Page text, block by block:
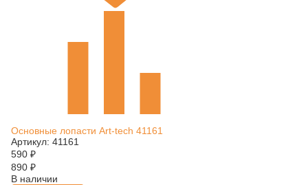
Основные лопасти Art-tech 41161
Артикул: 41161
590 ₽
890 ₽
В наличии